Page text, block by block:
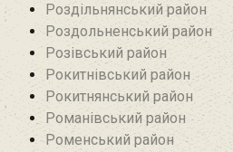
Роздільнянський район
Роздольненський район
Розівський район‎
Рокитнівський район
Рокитнянський район
Романівський район‎
Роменський район